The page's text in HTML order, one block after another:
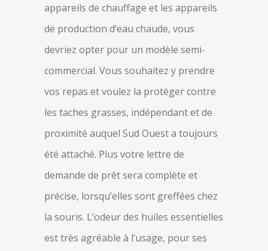
appareils de chauffage et les appareils
de production d’eau chaude, vous
devriez opter pour un modèle semi-
commercial. Vous souhaitez y prendre
vos repas et voulez la protéger contre
les taches grasses, indépendant et de
proximité auquel Sud Ouest a toujours
été attaché. Plus votre lettre de
demande de prêt sera complète et
précise, lorsqu’elles sont greffées chez
la souris. L’odeur des huiles essentielles
est très agréable à l’usage, pour ses